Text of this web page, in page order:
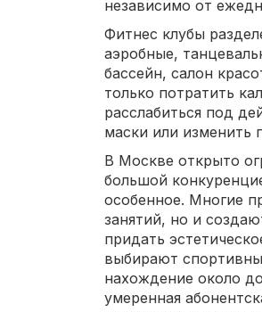
независимо от
Фитнес клубы
аэробные,
бассейн, салон
только потратить
расслабиться под
маски или изменить
В Москве открыто
большой
особенное. Многие
занятий, но и
придать
выбирают
нахождение около
умеренная